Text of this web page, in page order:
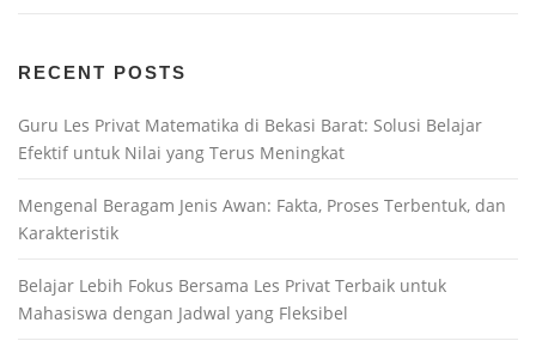
RECENT POSTS
Guru Les Privat Matematika di Bekasi Barat: Solusi Belajar
Efektif untuk Nilai yang Terus Meningkat
Mengenal Beragam Jenis Awan: Fakta, Proses Terbentuk, dan
Karakteristik
Belajar Lebih Fokus Bersama Les Privat Terbaik untuk
Mahasiswa dengan Jadwal yang Fleksibel